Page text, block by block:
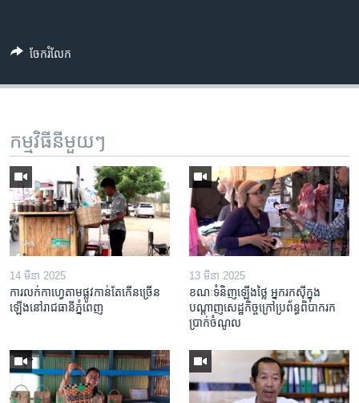
ចែករំលែក
កម្មវិធី​នីមួយៗ
14 មីនា 2025
ការលក់​កាហ្វេ​តាម​ផ្លូវ​កាន់តែ​កើន​ច្រើន​
ឡើង​នៅ​រាជធានី​ភ្នំពេញ
13 មីនា 2025
ខណៈទំនិញឡើងថ្លៃ អ្នករកស៊ីក្នុង​
បណ្តាញ​សេដ្ឋកិច្ចក្រៅ​ប្រព័ន្ធពិបាក​រក​
ប្រាក់​ចំណូល